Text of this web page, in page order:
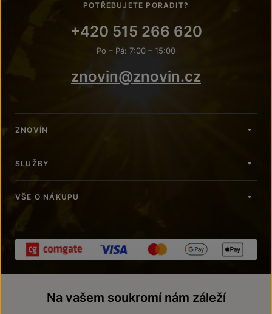
POTŘEBUJETE PORADIT?
+420 515 266 620
Po – Pá: 7:00 – 15:00
znovin@znovin.cz
ZNOVÍN
SLUŽBY
VŠE O NÁKUPU
Na vašem soukromí nám záleží